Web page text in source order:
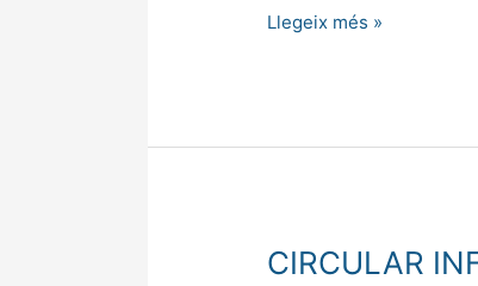
Llegeix més »
CIRCULAR
CIRCULAR